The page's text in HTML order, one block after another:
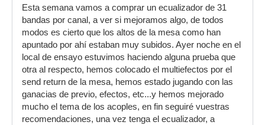
Esta semana vamos a comprar un ecualizador de 31
bandas por canal, a ver si mejoramos algo, de todos
modos es cierto que los altos de la mesa como han
apuntado por ahí estaban muy subidos. Ayer noche en el
local de ensayo estuvimos haciendo alguna prueba que
otra al respecto, hemos colocado el multiefectos por el
send return de la mesa, hemos estado jugando con las
ganacias de previo, efectos, etc...y hemos mejorado
mucho el tema de los acoples, en fin seguiré vuestras
recomendaciones, una vez tenga el ecualizador, a